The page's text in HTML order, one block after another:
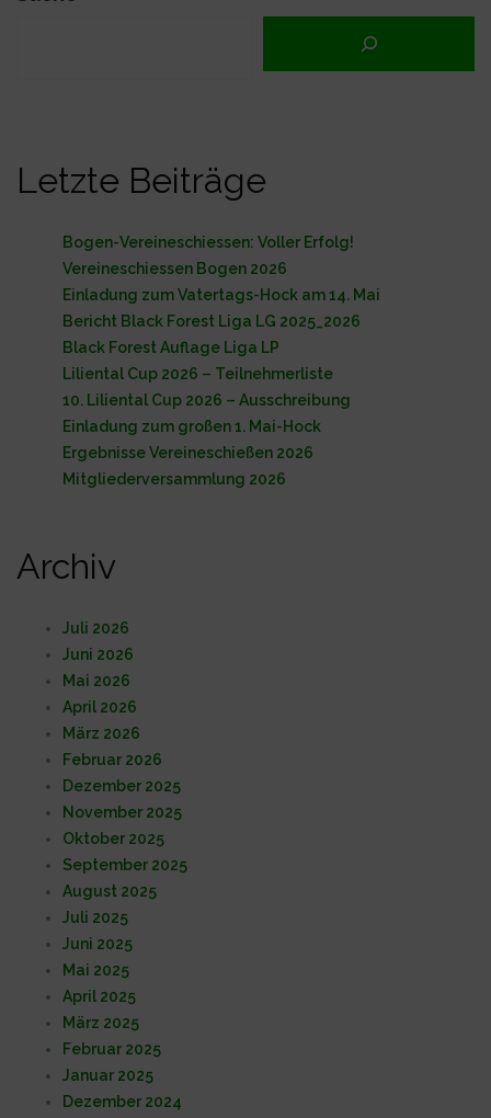
Letzte Beiträge
Bogen-Vereineschiessen: Voller Erfolg!
Vereineschiessen Bogen 2026
Einladung zum Vatertags-Hock am 14. Mai
Bericht Black Forest Liga LG 2025_2026
Black Forest Auflage Liga LP
Liliental Cup 2026 – Teilnehmerliste
10. Liliental Cup 2026 – Ausschreibung
Einladung zum großen 1. Mai-Hock
Ergebnisse Vereineschießen 2026
Mitgliederversammlung 2026
Archiv
Juli 2026
Juni 2026
Mai 2026
April 2026
März 2026
Februar 2026
Dezember 2025
November 2025
Oktober 2025
September 2025
August 2025
Juli 2025
Juni 2025
Mai 2025
April 2025
März 2025
Februar 2025
Januar 2025
Dezember 2024